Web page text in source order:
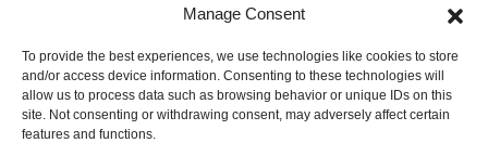
Manage Consent
To provide the best experiences, we use technologies like cookies to store
and/or access device information. Consenting to these technologies will
allow us to process data such as browsing behavior or unique IDs on this
site. Not consenting or withdrawing consent, may adversely affect certain
features and functions.
die Zuständigkeit der unteren
Themen, welche aus der kostenpflichtigen
Ordnungsverfügung gegen den ursprünglichen
Trägerverein alternati e.V. hervorgehen. Neben